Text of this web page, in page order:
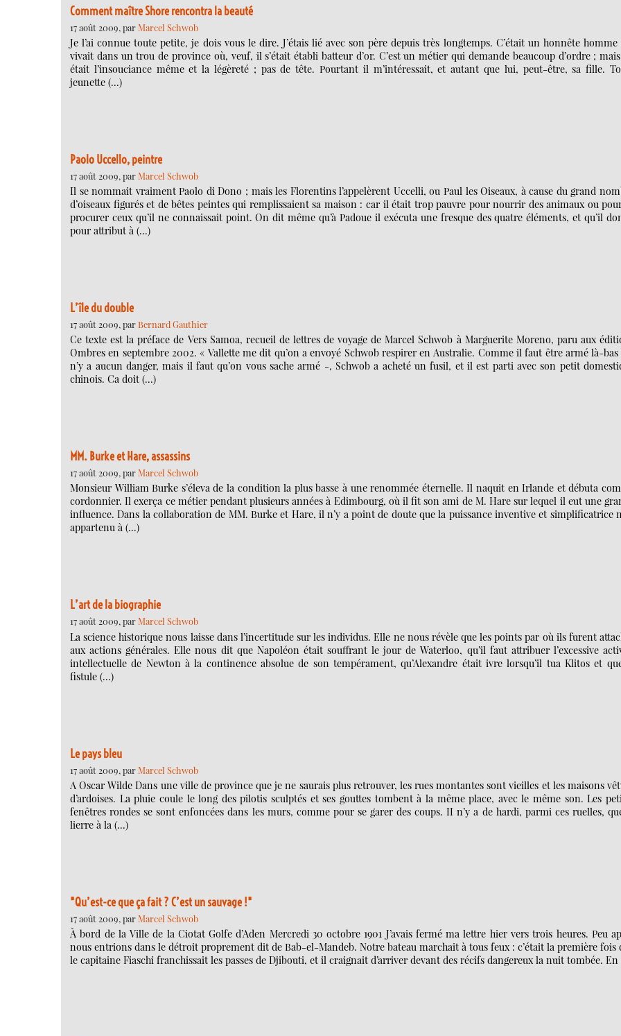
Comment maître Shore rencontra la beauté
17 août 2009, parMarcel Schwob
Je l’ai connue toute petite, je dois vous le dire. J’étais lié avec son père depuis très longtemps. C’était un honnête homme
vivait dans un trou de province où, veuf, il s’était établi batteur d’or. C’est un métier qui demande beaucoup d’ordre ;
était l’insouciance même et la légèreté ; pas de tête. Pourtant il m’intéressait, et autant que lui, peut-être, sa fille.
jeunette (…)
Paolo Uccello, peintre
17 août 2009, parMarcel Schwob
Il se nommait vraiment Paolo di Dono ; mais les Florentins l’appelèrent Uccelli, ou Paul les Oiseaux, à cause du grand
d’oiseaux figurés et de bêtes peintes qui remplissaient sa maison : car il était trop pauvre pour nourrir des animaux ou
procurer ceux qu’il ne connaissait point. On dit même qu’à Padoue il exécuta une fresque des quatre éléments, et qu’il
pour attribut à (…)
L’île du double
17 août 2009, parBernard Gauthier
Ce texte est la préface de Vers Samoa, recueil de lettres de voyage de Marcel Schwob à Marguerite Moreno, paru aux
Ombres en septembre 2002. « Vallette me dit qu’on a envoyé Schwob respirer en Australie. Comme il faut être armé là-
n’y a aucun danger, mais il faut qu’on vous sache armé -, Schwob a acheté un fusil, et il est parti avec son petit
chinois. Ca doit (…)
MM. Burke et Hare, assassins
17 août 2009, parMarcel Schwob
Monsieur William Burke s’éleva de la condition la plus basse à une renommée éternelle. Il naquit en Irlande et débuta
cordonnier. Il exerça ce métier pendant plusieurs années à Edimbourg, où il fit son ami de M. Hare sur lequel il eut une
influence. Dans la collaboration de MM. Burke et Hare, il n’y a point de doute que la puissance inventive et simplificatrice
appartenu à (…)
L’art de la biographie
17 août 2009, parMarcel Schwob
La science historique nous laisse dans l’incertitude sur les individus. Elle ne nous révèle que les points par où ils furent
aux actions générales. Elle nous dit que Napoléon était souffrant le jour de Waterloo, qu’il faut attribuer l’excessive
intellectuelle de Newton à la continence absolue de son tempérament, qu’Alexandre était ivre lorsqu’il tua Klitos et
fistule (…)
Le pays bleu
17 août 2009, parMarcel Schwob
A Oscar Wilde Dans une ville de province que je ne saurais plus retrouver, les rues montantes sont vieilles et les maisons
d’ardoises. La pluie coule le long des pilotis sculptés et ses gouttes tombent à la même place, avec le même son. Les
fenêtres rondes se sont enfoncées dans les murs, comme pour se garer des coups. II n’y a de hardi, parmi ces ruelles,
lierre à la (…)
"Qu’est-ce que ça fait ? C’est un sauvage !"
17 août 2009, parMarcel Schwob
À bord de la Ville de la Ciotat Golfe d’Aden Mercredi 30 octobre 1901 J’avais fermé ma lettre hier vers trois heures. Peu
nous entrions dans le détroit proprement dit de Bab-el-Mandeb. Notre bateau marchait à tous feux : c’était la première fois
le capitaine Fiaschi franchissait les passes de Djibouti, et il craignait d’arriver devant des récifs dangereux la nuit tombée.